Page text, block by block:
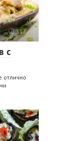
317
с
отлично